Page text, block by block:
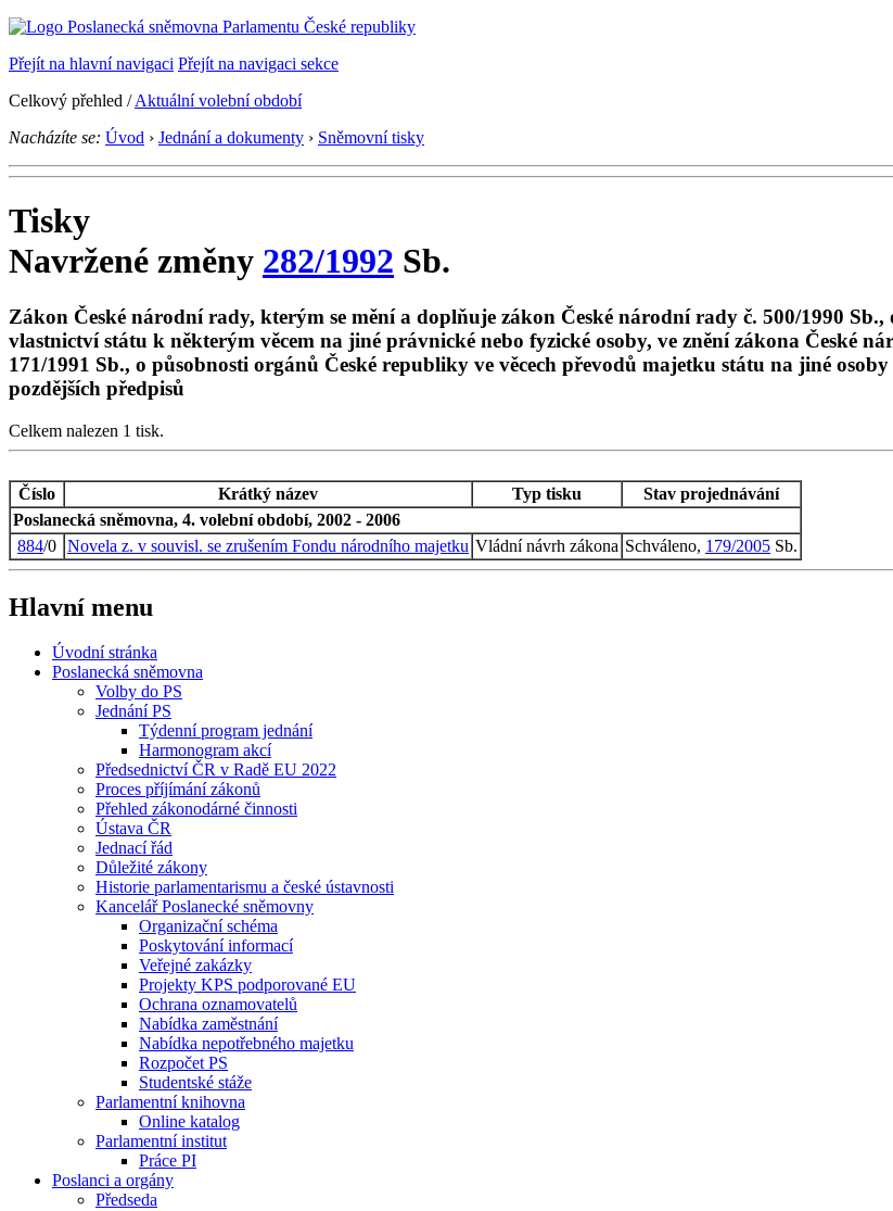
Přejít na hlavní navigaci Přejít na navigaci sekce
Celkový přehled /Aktuální volební období
Nacházíte se: Úvod › Jednání a dokumenty › Sněmovní tisky
Tisky
Navržené změny 282/1992 Sb.
Zákon České národní rady, kterým se mění a doplňuje zákon České národní rady č. 500/1990
vlastnictví státu k některým věcem na jiné právnické nebo fyzické osoby, ve znění zákona České
171/1991 Sb., o působnosti orgánů České republiky ve věcech převodů majetku státu na jiné
pozdějších předpisů
Celkem nalezen 1 tisk.
Číslo Krátký název Typ tisku
Stav projednávání
Poslanecká sněmovna, 4. volební období, 2002 - 2006
884/0 Novela z. v souvisl. se zrušením Fondu národního majetku Vládní návrh zákona Schváleno, 179/2005 Sb.
Hlavní menu
Úvodní stránka
Poslanecká sněmovna
Volby do PS
Jednání PS
Týdenní program jednání
Harmonogram akcí
Předsednictví ČR v Radě EU 2022
Proces příjímání zákonů
Přehled zákonodárné činnosti
Ústava ČR
Jednací řád
Důležité zákony
Historie parlamentarismu a české ústavnosti
Kancelář Poslanecké sněmovny
Organizační schéma
Poskytování informací
Veřejné zakázky
Projekty KPS podporované EU
Ochrana oznamovatelů
Nabídka zaměstnání
Nabídka nepotřebného majetku
Rozpočet PS
Studentské stáže
Parlamentní knihovna
Online katalog
Parlamentní institut
Práce PI
Poslanci a orgány
Předseda